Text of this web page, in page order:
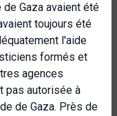
Gaza avaient été
toujours été
l'aide
formés et
agences
pas autorisée à
de Gaza. Près de